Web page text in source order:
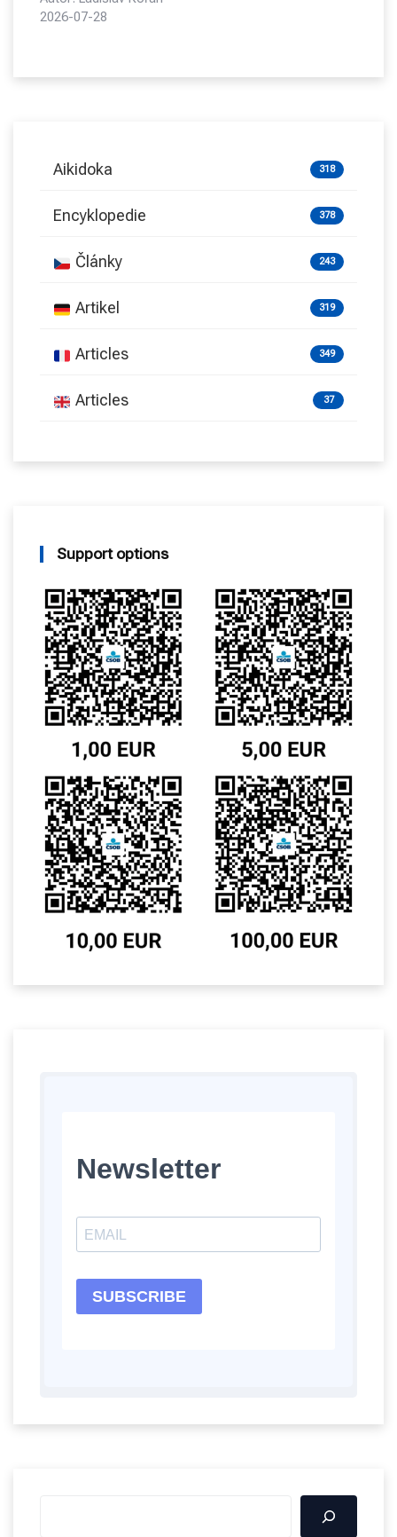
2026-07-28
Aikidoka 318
Encyklopedie 378
Články 243
Artikel 319
Articles 349
Articles 37
Support options